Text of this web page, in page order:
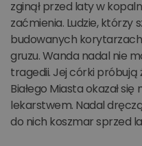
zginął przed laty w
zaćmienia. Ludzie, którzy
budowanych
gruzu. Wanda nadal nie
tragedii. Jej córki próbują
Białego Miasta okazał
lekarstwem. Nadal
do nich koszmar sprzed